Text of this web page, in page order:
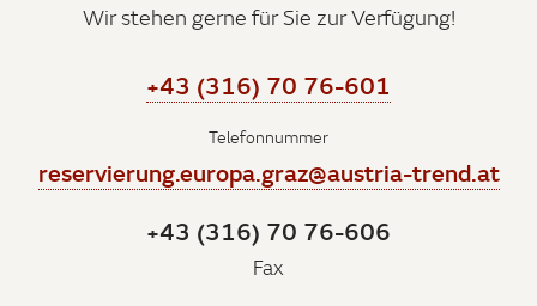
Wir stehen gerne für Sie zur Verfügung!
+43 (316) 70 76-601
Telefonnummer
reservierung.europa.graz@austria-trend.at
+43 (316) 70 76-606
Fax